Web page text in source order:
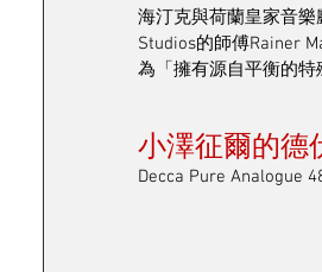
海汀克與荷蘭皇家音
Studios的師傅Rainer
為「擁有源自平衡的特
小澤征爾的德
Decca Pure Analogue